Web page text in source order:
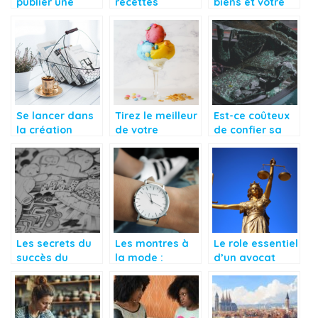
efficaces pour
perdre du poids
l’assurance
habitation
Se lancer dans
la création
de décoration :
les bases
Tirez le meilleur
de votre
nos conseils
avisés
Est-ce coûteux
de confier sa
casse auto ?
Les secrets du
succès du
tropical
Les montres à
la mode :
modèle idéal
pour être
tendance
Le role essentiel
d’un avocat
succession